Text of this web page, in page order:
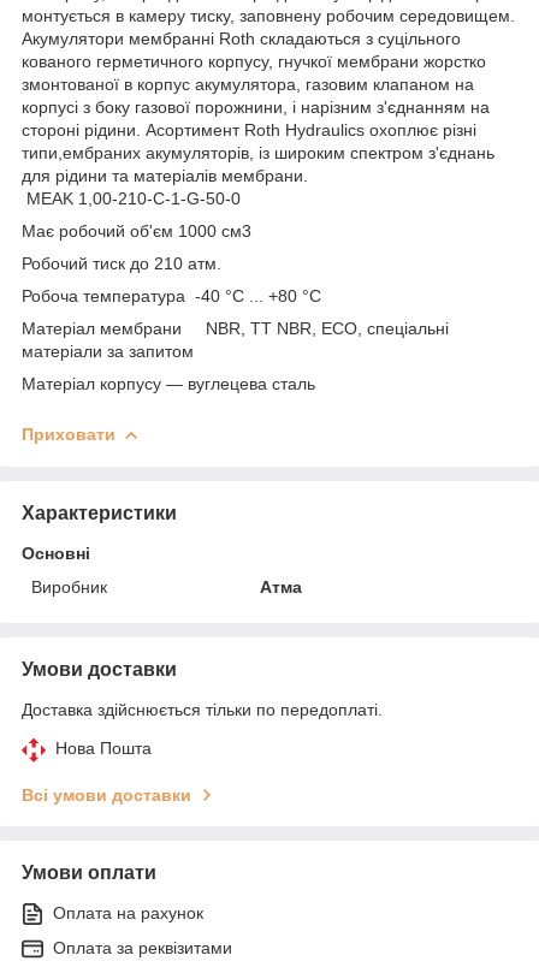
монтується в камеру тиску, заповнену робочим середовищем.
Акумулятори мембранні Roth складаються з суцільного
кованого герметичного корпусу, гнучкої мембрани жорстко
змонтованої в корпус акумулятора, газовим клапаном на
корпусі з боку газової порожнини, і нарізним з'єднанням на
стороні рідини. Асортимент Roth Hydraulics охоплює різні
типи,ембраних акумуляторів, із широким спектром з'єднань
для рідини та матеріалів мембрани.
MEAK 1,00-210-C-1-G-50-0
Має робочий об'єм 1000 см3
Робочий тиск до 210 атм.
Робоча температура -40 °C ... +80 °C
Матеріал мембрани NBR, TT NBR, ECO, спеціальні
матеріали за запитом
Матеріал корпусу — вуглецева сталь
Приховати
Характеристики
Основні
Виробник
Атма
Умови доставки
Доставка здійснюється тільки по передоплаті.
Нова Пошта
Всі умови доставки
Умови оплати
Оплата на рахунок
Оплата за реквізитами